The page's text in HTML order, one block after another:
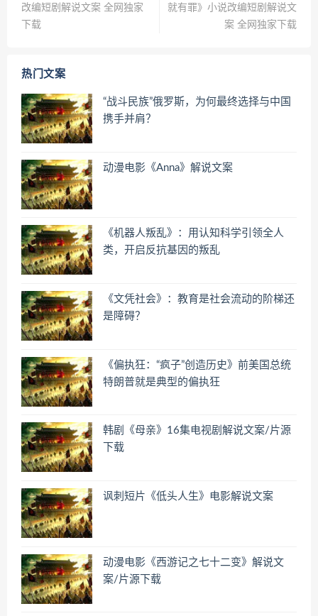
改编短剧解说文案 全网独家
下载
就有罪》小说改编短剧解说文
案 全网独家下载
热门文案
“战斗民族”俄罗斯，为何最终选择与中国
携手并肩？
动漫电影《Anna》解说文案
《机器人叛乱》：用认知科学引领全人
类，开启反抗基因的叛乱
《文凭社会》：教育是社会流动的阶梯还
是障碍？
《偏执狂：“疯子”创造历史》前美国总统
特朗普就是典型的偏执狂
韩剧《母亲》16集电视剧解说文案/片源
下载
讽刺短片《低头人生》电影解说文案
动漫电影《西游记之七十二变》解说文
案/片源下载